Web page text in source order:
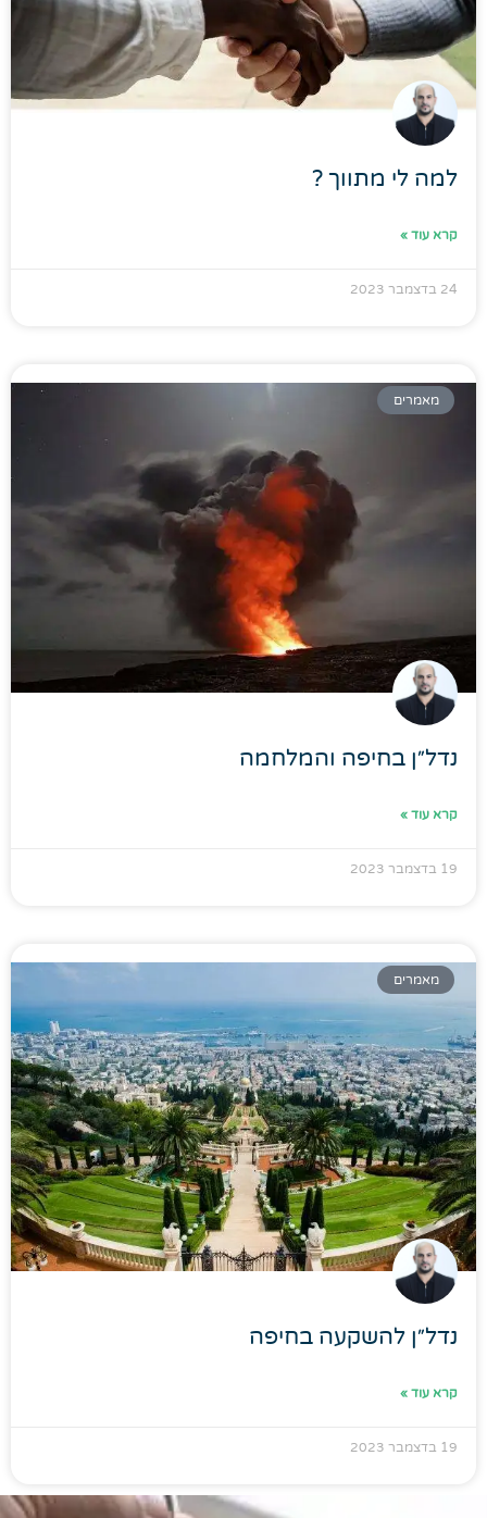
למה לי מתווך ?
קרא עוד »
24 בדצמבר 2023
מאמרים
נדל״ן בחיפה והמלחמה​
קרא עוד »
19 בדצמבר 2023
מאמרים
נדל״ן להשקעה בחיפה
קרא עוד »
19 בדצמבר 2023